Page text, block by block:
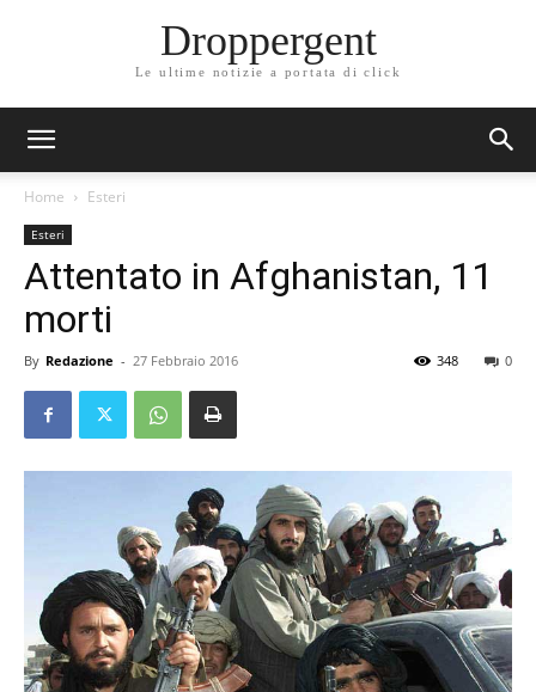
Droppergent
Le ultime notizie a portata di click
Home Esteri
Esteri
Attentato in Afghanistan, 11
morti
By Redazione - 27 Febbraio 2016 0
348